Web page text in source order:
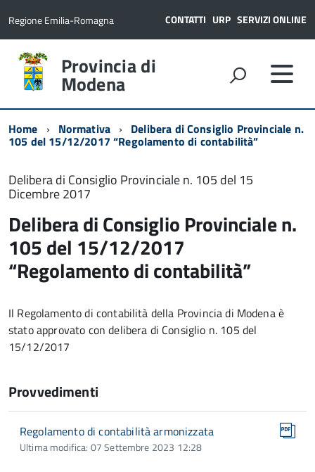
Regione Emilia-Romagna CONTATTI URP SERVIZI ONLINE
Provincia di
Modena
Home Normativa Delibera di Consiglio Provinciale n.
105 del 15/12/2017 “Regolamento di contabilità”
Delibera di Consiglio Provinciale n. 105 del 15
Dicembre 2017
Delibera di Consiglio Provinciale n.
105 del 15/12/2017
“Regolamento di contabilità”
Il Regolamento di contabilità della Provincia di Modena è
stato approvato con delibera di Consiglio n. 105 del
15/12/2017
Provvedimenti
Regolamento di contabilità armonizzata
Ultima modifica: 07 Settembre 2023 12:28